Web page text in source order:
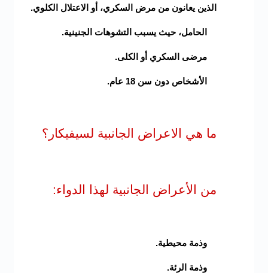
الذين يعانون من مرض السكري، أو الاعتلال الكلوي.
الحامل، حيث يسبب التشوهات الجنينية.
مرضى السكري أو الكلى.
الأشخاص دون سن 18 عام.
ما هي الاعراض الجانبية لسيفيكار؟
من الأعراض الجانبية لهذا الدواء:
وذمة محيطية.
وذمة الرئة.